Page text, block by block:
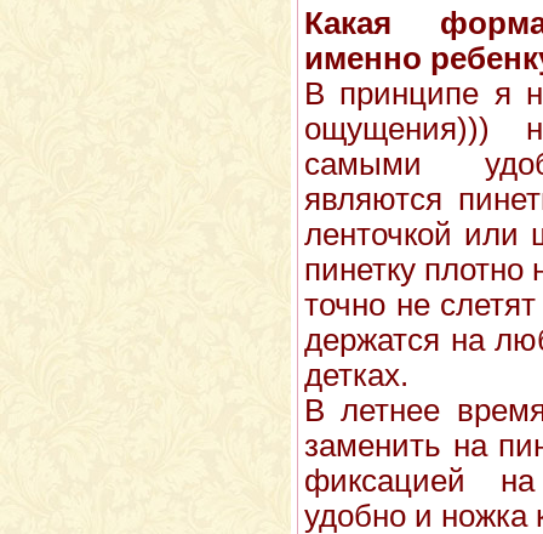
Какая
именно
В принципе я
ощущения)))
самыми
являются
ленточкой
пинетку плотно
точно не
держатся на
детках.
В летнее
заменить на
фиксацией
удобно и ножка